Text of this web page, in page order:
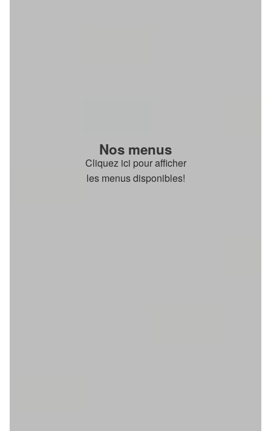
Nos menus
Cliquez ici pour afficher
les menus disponibles!